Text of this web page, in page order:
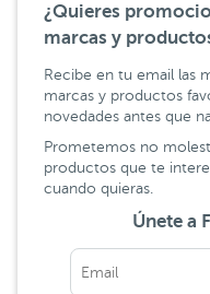
¿Quieres
marcas y
Recibe en tu email las
marcas y productos
novedades antes que
Prometemos no
productos que te
cuando quieras.
Únete a